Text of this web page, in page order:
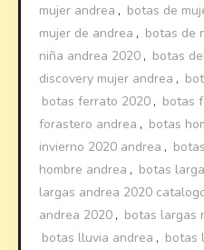
mujer andrea , botas de
mujer de andrea , botas de
niña andrea 2020 , botas
discovery mujer andrea ,
botas ferrato 2020 , botas
forastero andrea , botas
invierno 2020 andrea ,
hombre andrea , botas
largas andrea 2020
andrea 2020 , botas largas
botas lluvia andrea , botas